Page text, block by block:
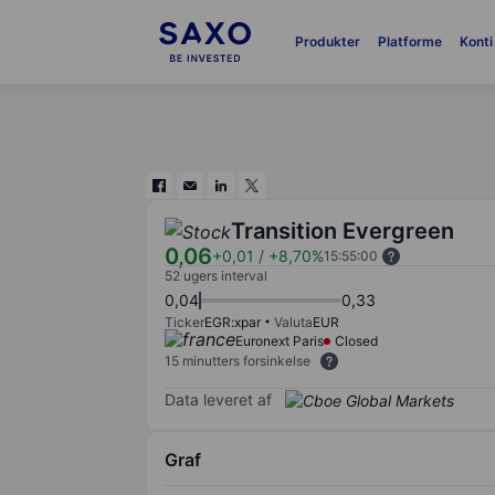
Produkter Platforme Konti
Transition Evergreen
0,06+0,01 / +8,70%15:55:00
52 ugers interval
0,04 0,33
TickerEGR:xpar ValutaEUR
Euronext Paris
Closed
15 minutters forsinkelse
Data leveret af
Graf